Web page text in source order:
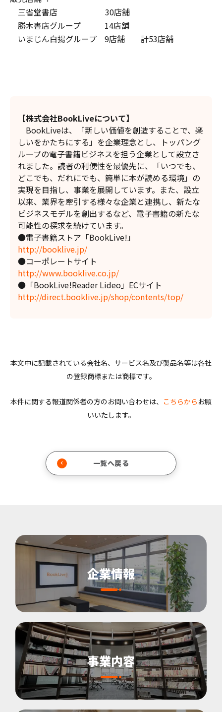
三省堂書店 30店舗
勝木書店グループ 14店舗
いまじん白揚グループ 9店舖 計53店舗
【株式会社BookLiveについて】
BookLiveは、「新しい価値を創造することで、楽
しいをかたちにする」を企業理念とし、トッパング
ループの電子書籍ビジネスを担う企業として設立さ
れました。読者の利便性を最優先に、「いつでも、
どこでも、だれにでも、簡単に本が読める環境」の
実現を目指し、事業を展開しています。また、設立
以来、業界を牽引する様々な企業と連携し、新たな
ビジネスモデルを創出するなど、電子書籍の新たな
可能性の探求を続けています。
●電子書籍ストア「BookLive!」
http://booklive.jp/
●コーポレートサイト
http://www.booklive.co.jp/
●「BookLive!Reader Lideo」ECサイト
http://direct.booklive.jp/shop/contents/top/
本文中に記載されている会社名、サービス名及び製品名等は各社
の登録商標または商標です。
本件に関する報道関係者の方のお問い合わせは、 こちらから お願
いいたします。
一覧へ戻る
企業情報
事業内容